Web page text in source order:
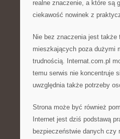
realne znaczenie, a które są
ciekawość nowinek z
Nie bez znaczenia jest także
mieszkających poza dużymi
trudnością. Internat.com.pl
temu serwis nie koncentruje
uwzględnia także potrzeby
Strona może być również
Internet jest dziś podstawą
bezpieczeństwie danych czy